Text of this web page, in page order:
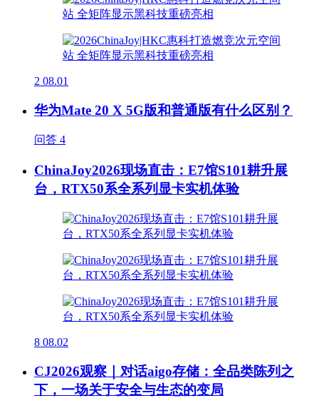
2 08.01
华为Mate 20 X 5G版和普通版有什么区别？
问答 4
ChinaJoy2026现场直击：E7馆S101耕升展
台，RTX50系全系列显卡实机体验
8 08.02
CJ2026观察｜对话aigo存储：全品类陈列之
下，一场关于安全与生态的变局